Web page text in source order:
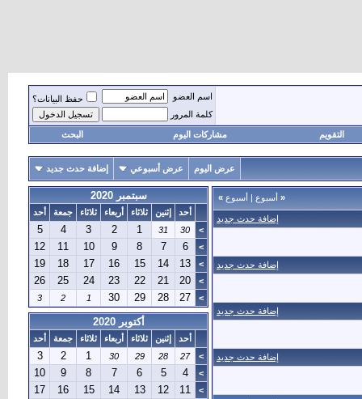
اسم العضو
حفظ البيانات؟
كلمة المرور
التقويم مشاركات اليوم البحث
عرض اليوم عرض أسبوعي إضافة حدث جديد
« أسبوع | أسبوع »
إضافة حدث جديد
إضافة حدث جديد
إضافة حدث جديد
إضافة حدث جديد
سبتمبر 2020
أحد إثنين ثلاثاء أربعاء ثلاثاء جمعة
أحد
>
30
31
1
2
3
4
5
>
6
7
8
9
10
11
12
>
13
14
15
16
17
18
19
>
20
21
22
23
24
25
26
>
27
28
29
30
1
2
3
أكتوبر 2020
أحد إثنين ثلاثاء أربعاء ثلاثاء جمعة
أحد
>
27
28
29
30
1
2
3
>
4
5
6
7
8
9
10
>
11
12
13
14
15
16
17